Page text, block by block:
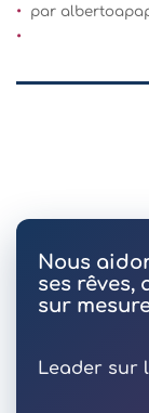
par
Nous
ses rêves,
sur
Leader sur